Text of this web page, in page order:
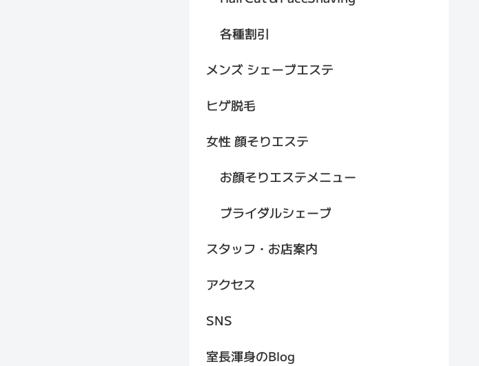
各種割引
メンズ シェーブエステ
ヒゲ脱毛
女性 顔そりエステ
お顔そりエステメニュー
ブライダルシェーブ
スタッフ・お店案内
アクセス
SNS
室長渾身のBlog